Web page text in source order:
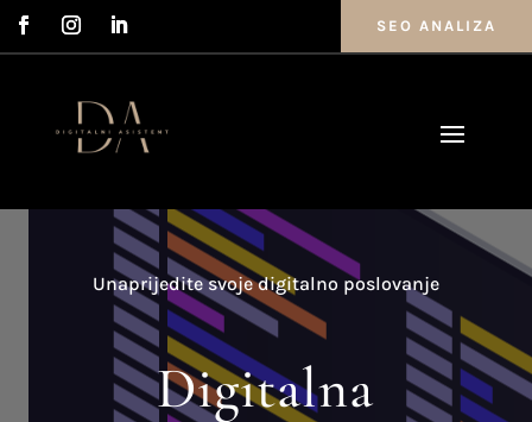
SEO ANALIZA
Unaprijedite svoje digitalno poslovanje
Digitalna